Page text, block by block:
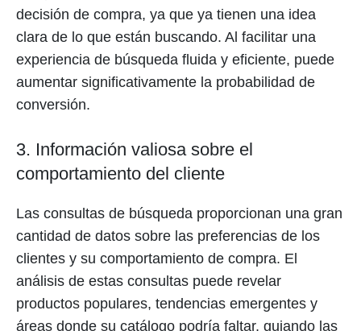
decisión de compra, ya que ya tienen una idea
clara de lo que están buscando. Al facilitar una
experiencia de búsqueda fluida y eficiente, puede
aumentar significativamente la probabilidad de
conversión.
3. Información valiosa sobre el
comportamiento del cliente
Las consultas de búsqueda proporcionan una gran
cantidad de datos sobre las preferencias de los
clientes y su comportamiento de compra. El
análisis de estas consultas puede revelar
productos populares, tendencias emergentes y
áreas donde su catálogo podría faltar, guiando las